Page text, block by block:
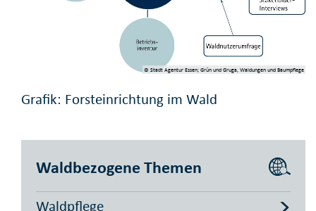
© Stadt Agentur Essen; Grün und Gruga, Waldungen und Baumpflege
Grafik: Forsteinrichtung im Wald
Waldbezogene Themen
Waldpflege